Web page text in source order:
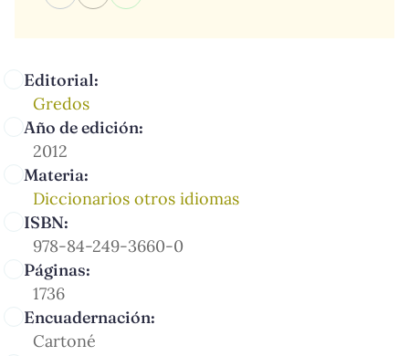
Editorial:
Gredos
Año de edición:
2012
Materia:
Diccionarios otros idiomas
ISBN:
978-84-249-3660-0
Páginas:
1736
Encuadernación:
Cartoné